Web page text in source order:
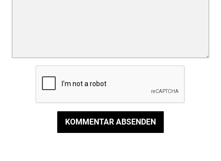
KOMMENTAR ABSENDEN